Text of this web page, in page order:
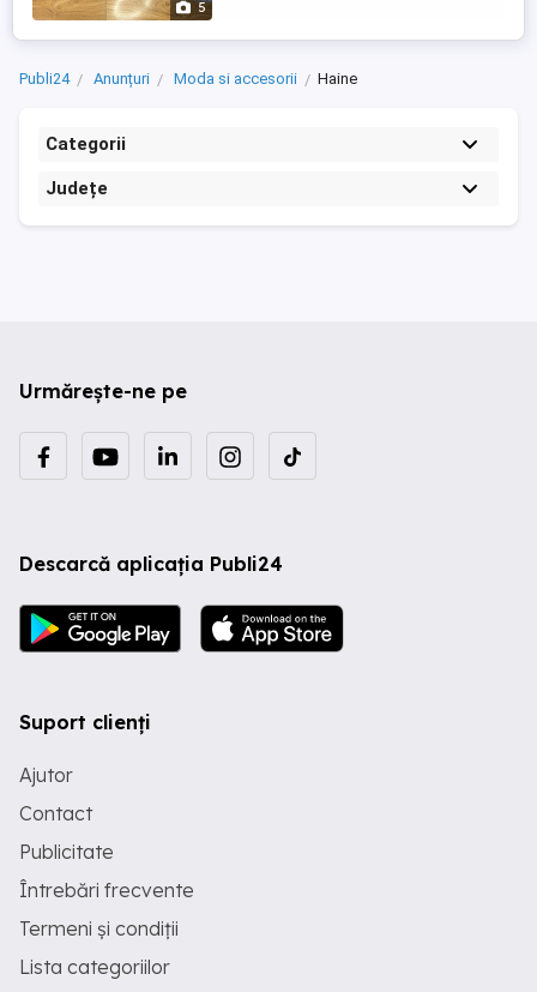
5
Publi24 Anunțuri Moda si accesorii Haine
Categorii
Județe
Urmărește-ne pe
Descarcă aplicația Publi24
Suport clienți
Ajutor
Contact
Publicitate
Întrebări frecvente
Termeni și condiții
Lista categoriilor